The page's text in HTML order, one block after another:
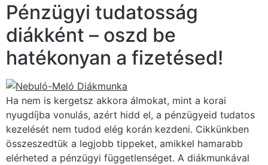
Pénzügyi tudatosság
diákként – oszd be
hatékonyan a fizetésed!
Ha nem is kergetsz akkora álmokat, mint a korai
nyugdíjba vonulás, azért hidd el, a pénzügyeid tudatos
kezelését nem tudod elég korán kezdeni. Cikkünkben
összeszedtük a legjobb tippeket, amikkel hamarabb
elérheted a pénzügyi függetlenséget. A diákmunkával